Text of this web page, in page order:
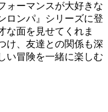
ォーマンスが大好きな
ロンパ』シリーズに登
な面を見せてくれま
け、友達との関係も深
い冒険を一緒に楽しむ